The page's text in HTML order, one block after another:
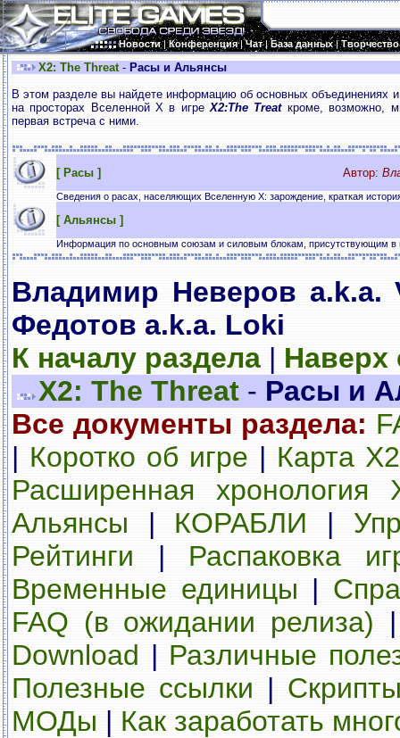
Новости|Конференция|Чат|База данных|Творчество
X2: The Threat- Расы и Альянсы
В этом разделе вы найдете информацию об основных объединениях
на просторах Вселенной Х в игреX2:The Treatкроме, возможно,
первая встреча с ними.
[ Расы ] Автор:
Сведения о расах, населяющих Вселенную Х: зарождение, краткая
[ Альянсы ]
Информация по основным союзам и силовым блокам, присутствующим в
Владимир Неверов a.k.a.
Федотов a.k.a. Loki
К началу раздела | Наверх
X2: The Threat - Расы и
Все документы раздела:
| Коротко об игре | Карта
Расширенная хронология
Альянсы | КОРАБЛИ |
Рейтинги | Распаковка
Временные единицы |
FAQ (в ожидании релиза)
Download | Различные
Полезные ссылки |
МОДы | Как заработать